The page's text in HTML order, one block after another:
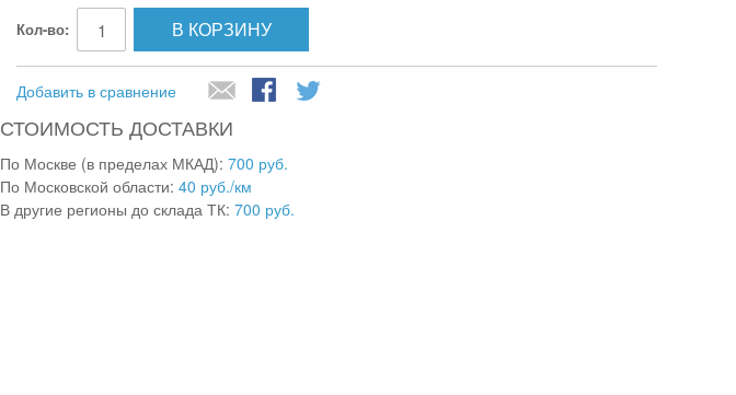
Кол-во: В КОРЗИНУ
Добавить в сравнение
СТОИМОСТЬ ДОСТАВКИ
По Москве (в пределах МКАД): 700 руб.
По Московской области: 40 руб./км
В другие регионы до склада ТК: 700 руб.